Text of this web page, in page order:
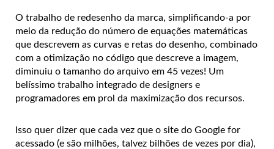
O trabalho de redesenho da marca, simplificando-a por
meio da redução do número de equações matemáticas
que descrevem as curvas e retas do desenho, combinado
com a otimização no código que descreve a imagem,
diminuiu o tamanho do arquivo em 45 vezes! Um
belíssimo trabalho integrado de designers e
programadores em prol da maximização dos recursos.
Isso quer dizer que cada vez que o site do Google for
acessado (e são milhões, talvez bilhões de vezes por dia),